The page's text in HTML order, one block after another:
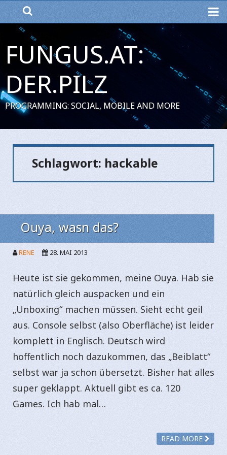
FUNGUS.AT:
DER.PILZ
PROGRAMMING: SOCIAL, MOBILE AND MORE
Schlagwort: hackable
Ouya, wasn das?
RENE 28. MAI 2013
Heute ist sie gekommen, meine Ouya. Hab sie
natürlich gleich auspacken und ein
„Unboxing“ machen müssen. Sieht echt geil
aus. Console selbst (also Oberfläche) ist leider
komplett in Englisch. Deutsch wird
hoffentlich noch dazukommen, das „Beiblatt“
selbst war ja schon übersetzt. Bisher hat alles
super geklappt. Aktuell gibt es ca. 120
Games. Ich hab mal…
READ MORE